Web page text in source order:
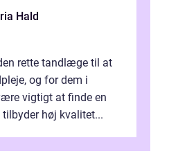
Hald
rette tandlæge til at
og for dem i
vigtigt at finde en
høj kvalitet...